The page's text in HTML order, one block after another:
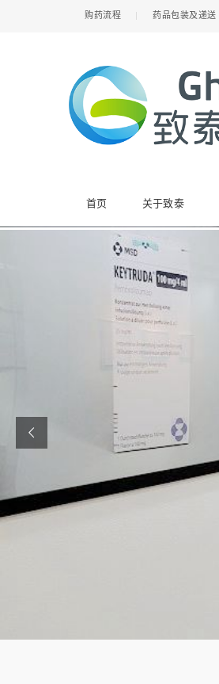
购药流程 药品包装及递送
首页 关于致泰